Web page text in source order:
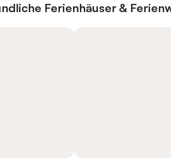
Ferienhäuser &